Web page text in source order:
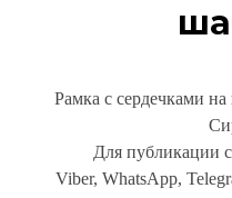
Рамка с сердечками
Для публикации
Viber, WhatsApp,